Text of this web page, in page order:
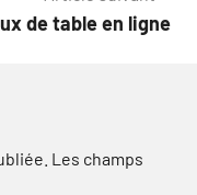
de table en ligne
Les champs